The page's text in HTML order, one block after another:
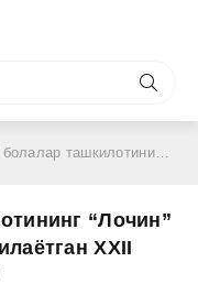
болалар оромгоҳида ўтказилаётган ХХII анжуманига старт берилди
“Лочин”
ХХII